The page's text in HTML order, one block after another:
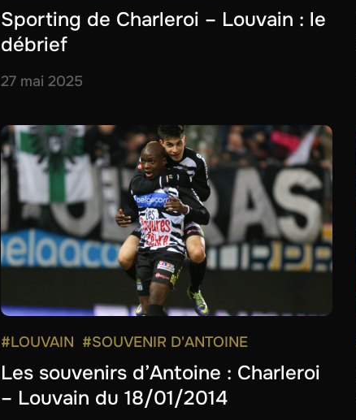
Sporting de Charleroi – Louvain : le
débrief
27 mai 2025
#LOUVAIN #SOUVENIR D'ANTOINE
Les souvenirs d’Antoine : Charleroi
– Louvain du 18/01/2014